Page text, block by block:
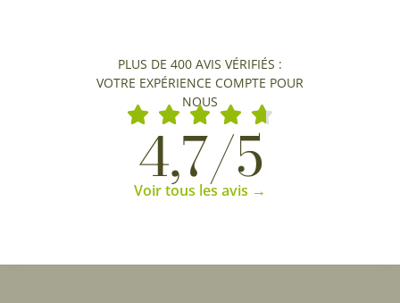
PLUS DE 400 AVIS VÉRIFIÉS :
VOTRE EXPÉRIENCE COMPTE POUR
NOUS
4,7/5
Voir tous les avis →